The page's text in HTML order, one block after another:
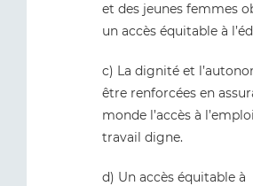
et des jeunes femmes
un accès équitable à
c) La dignité et
être renforcées en
monde l’accès à
travail digne.
d) Un accès équitable à